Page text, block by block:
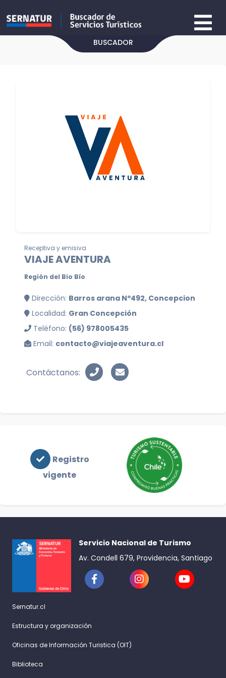
BUSCADOR
Receptiva y emisiva
VIAJE AVENTURA
Región del Bio Bío
Dirección: Barros arana Nº492, Concepcion
Localidad: Gran Concepción
Teléfono: (56) 978005435
Email: contacto@viajeaventura.cl
Contáctanos:
Registro
vigente
Servicio Nacional de Turismo
Av. Condell 679, Providencia, Santiago
Sernatur.cl
Estructura y organización
Oficinas de Información Turistica (OIT)
Biblioteca